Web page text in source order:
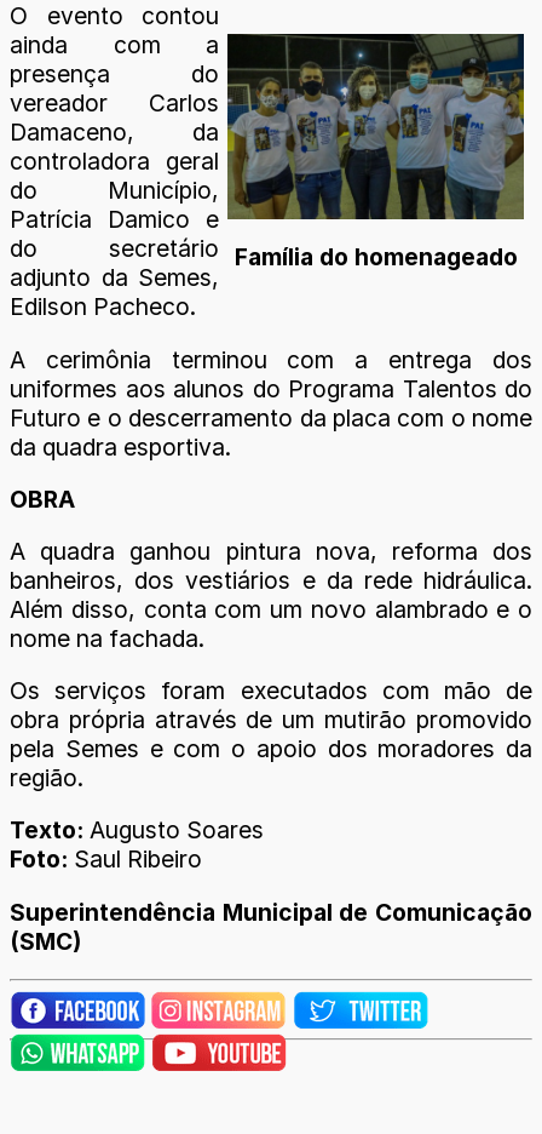
Família do homenageado
O evento contou
ainda com a
presença do
vereador Carlos
Damaceno, da
controladora geral
do Município,
Patrícia Damico e
do secretário
adjunto da Semes,
Edilson Pacheco.
A cerimônia terminou com a entrega dos
uniformes aos alunos do Programa Talentos do
Futuro e o descerramento da placa com o nome
da quadra esportiva.
OBRA
A quadra ganhou pintura nova, reforma dos
banheiros, dos vestiários e da rede hidráulica.
Além disso, conta com um novo alambrado e o
nome na fachada.
Os serviços foram executados com mão de
obra própria através de um mutirão promovido
pela Semes e com o apoio dos moradores da
região.
Texto: Augusto Soares
Foto: Saul Ribeiro
Superintendência Municipal de Comunicação
(SMC)